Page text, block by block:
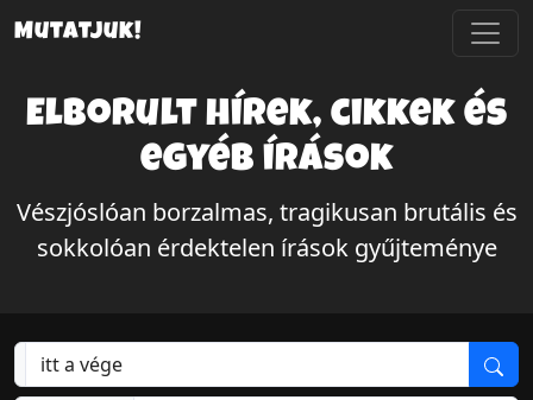
Mutatjuk!
Elborult hírek, cikkek és
egyéb írások
Vészjóslóan borzalmas, tragikusan brutális és
sokkolóan érdektelen írások gyűjteménye